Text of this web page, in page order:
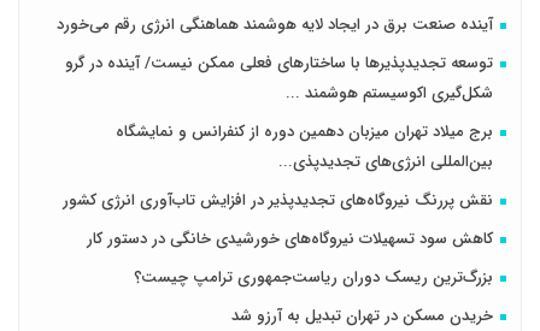
آینده صنعت برق در ایجاد لایه هوشمند هماهنگی انرژی رقم می‌خورد
توسعه تجدیدپذیرها با ساختارهای فعلی ممکن نیست/ آینده در گرو
شکل‌گیری اکوسیستم هوشمند ...
برج میلاد تهران میزبان دهمین دوره از کنفرانس و نمایشگاه
بین‌المللی انرژی‌های تجدیدپذی...
نقش پررنگ نیروگاه‌های تجدیدپذیر در افزایش تاب‌آوری انرژی کشور
کاهش سود تسهیلات نیروگاه‌های خورشیدی خانگی در دستور کار
بزرگ‌ترین ریسک دوران ریاست‌جمهوری ترامپ چیست؟
خریدن مسکن در تهران تبدیل به آرزو شد